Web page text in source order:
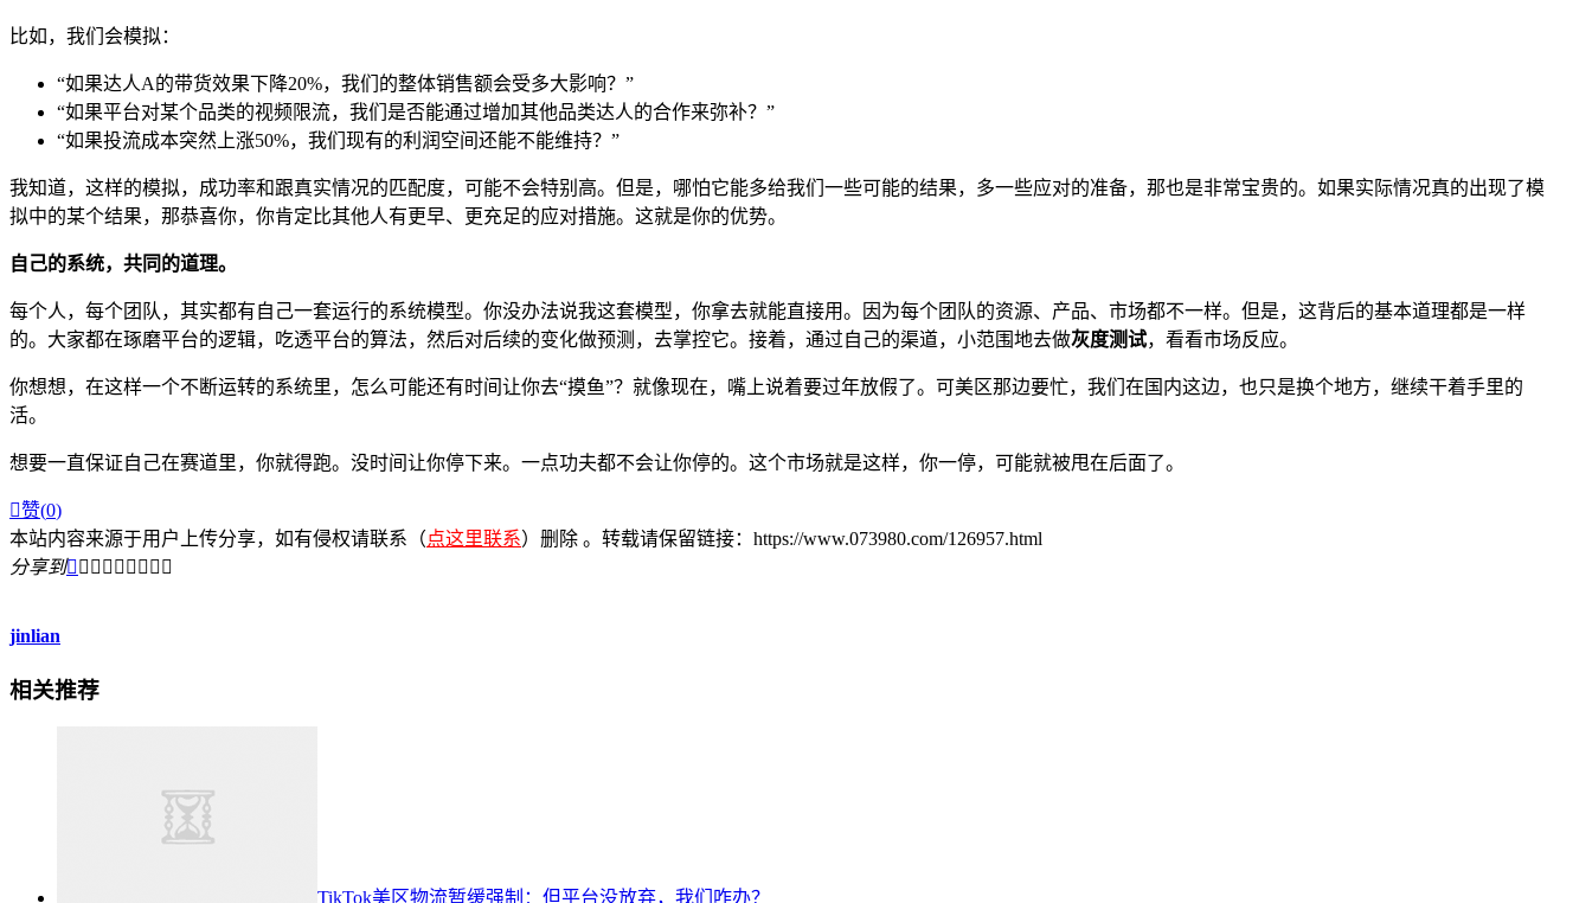
比如，我们会模拟：
“如果达人A的带货效果下降20%，我们的整体销售额会受多大影响？”
“如果平台对某个品类的视频限流，我们是否能通过增加其他品类达人的合作来弥补？”
“如果投流成本突然上涨50%，我们现有的利润空间还能不能维持？”
我知道，这样的模拟，成功率和跟真实情况的匹配度，可能不会特别高。但是，哪怕它能多给我们一些可能的结果，多一些应对的准备，那也是非常宝贵的。如果实际情况真的出现了模
拟中的某个结果，那恭喜你，你肯定比其他人有更早、更充足的应对措施。这就是你的优势。
自己的系统，共同的道理。
每个人，每个团队，其实都有自己一套运行的系统模型。你没办法说我这套模型，你拿去就能直接用。因为每个团队的资源、产品、市场都不一样。但是，这背后的基本道理都是一样
的。大家都在琢磨平台的逻辑，吃透平台的算法，然后对后续的变化做预测，去掌控它。接着，通过自己的渠道，小范围地去做灰度测试，看看市场反应。
你想想，在这样一个不断运转的系统里，怎么可能还有时间让你去“摸鱼”？就像现在，嘴上说着要过年放假了。可美区那边要忙，我们在国内这边，也只是换个地方，继续干着手里的
活。
想要一直保证自己在赛道里，你就得跑。没时间让你停下来。一点功夫都不会让你停的。这个市场就是这样，你一停，可能就被甩在后面了。
赞(0)
本站内容来源于用户上传分享，如有侵权请联系（点这里联系）删除 。转载请保留链接：https://www.073980.com/126957.html
分享到        
jinlian
相关推荐
TikTok美区物流暂缓强制：但平台没放弃，我们咋办？